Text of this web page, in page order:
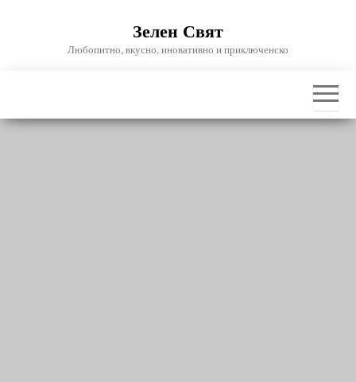
Зелен Свят
Любопитно, вкусно, иновативно и приключенско